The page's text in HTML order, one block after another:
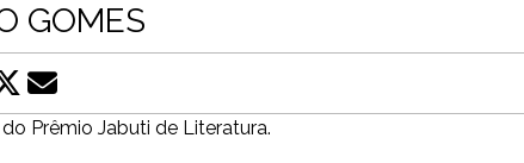
GOMES
Prêmio Jabuti de Literatura.